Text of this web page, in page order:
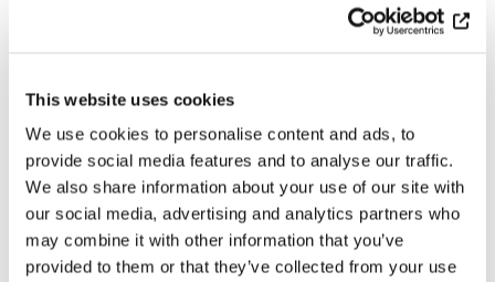
This website uses cookies
We use cookies to personalise content and ads, to
provide social media features and to analyse our traffic.
We also share information about your use of our site with
our social media, advertising and analytics partners who
may combine it with other information that you’ve
provided to them or that they’ve collected from your use
översättning. En bra översättning är ofta ”osynlig”
och när man läser den tänker man inte ens på att
uppmärksamhet, och till exempel i en webbutik
betraktas en dålig översättning ofta som ett
tecken på att webbplatsen är opålitlig. Detta
intryck kan uppstå av små faktorer, till exempel
om satsstrukturen inte är idiomatisk eller om det
finns stora bokstäver där de inte hör hemma.
Risken för missförstånd är också mycket större
om översättningen inte lokaliserats omsorgsfullt.